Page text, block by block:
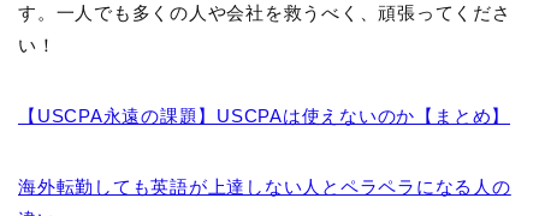
す。一人でも多くの人や会社を救うべく、頑張ってくださ
い！
【USCPA永遠の課題】USCPAは使えないのか【まとめ】
海外転勤しても英語が上達しない人とペラペラになる人の